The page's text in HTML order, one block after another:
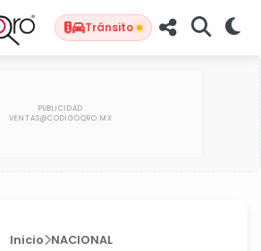
Tránsito
Inicio NACIONAL